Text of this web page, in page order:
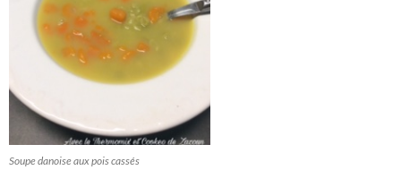
Soupe danoise aux pois cassés